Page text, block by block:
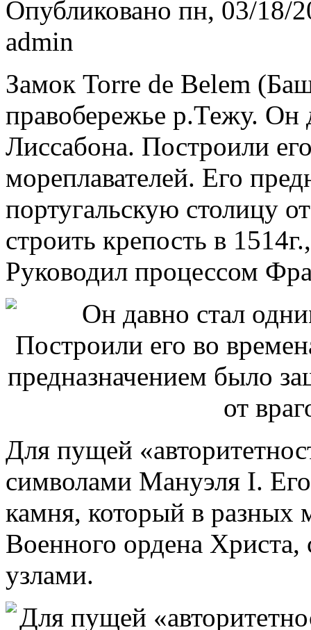
Опубликовано пн, 03/18/
admin
Замок Torre de Belem
правобережье р.Тежу. Он
Лиссабона. Построили
мореплавателей. Его
португальскую столицу
строить крепость в
Руководил процессом
Для пущей
символами Мануэля I. Его
камня, который в разных
Военного ордена
узлами.